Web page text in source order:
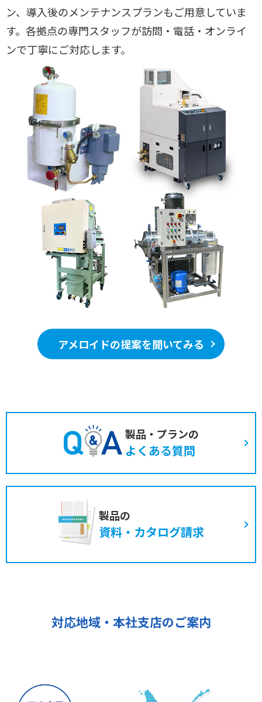
ン、導入後のメンテナンスプランもご用意していま
す。各拠点の専門スタッフが訪問・電話・オンライ
ンで丁寧にご対応します。
アメロイドの提案を聞いてみる
製品・プランの
よくある質問
製品の
資料・カタログ請求
対応地域・本社支店のご案内